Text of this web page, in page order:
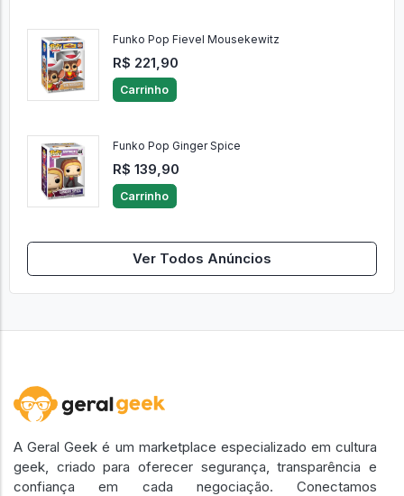
Funko Pop Fievel Mousekewitz
R$ 221,90
Carrinho
Funko Pop Ginger Spice
R$ 139,90
Carrinho
Ver Todos Anúncios
A Geral Geek é um marketplace especializado em cultura
geek, criado para oferecer segurança, transparência e
confiança em cada negociação. Conectamos